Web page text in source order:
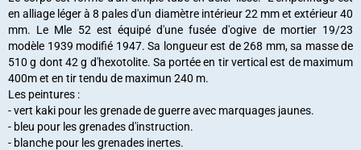
en alliage léger à 8 pales d'un diamètre intérieur 22 mm et extérieur 40
mm. Le Mle 52 est équipé d'une fusée d'ogive de mortier 19/23
modèle 1939 modifié 1947. Sa longueur est de 268 mm, sa masse de
510 g dont 42 g d'hexotolite. Sa portée en tir vertical est de maximum
400m et en tir tendu de maximun 240 m.
Les peintures :
- vert kaki pour les grenade de guerre avec marquages jaunes.
- bleu pour les grenades d'instruction.
- blanche pour les grenades inertes.